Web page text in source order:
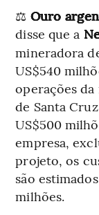
⚖️ Ouro
disse que a
mineradora
US$540
operações
de Santa
US$500
empresa,
projeto, os
são
milhões.